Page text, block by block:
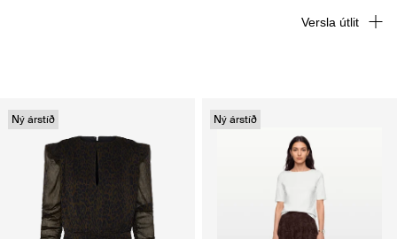
Ný árstíð Ný árstíð
Versla útlit